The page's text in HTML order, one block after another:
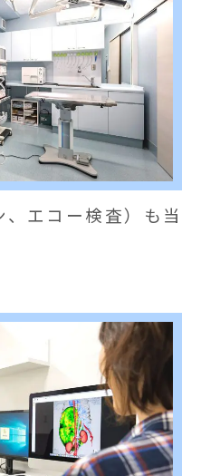
エコー検査）も当